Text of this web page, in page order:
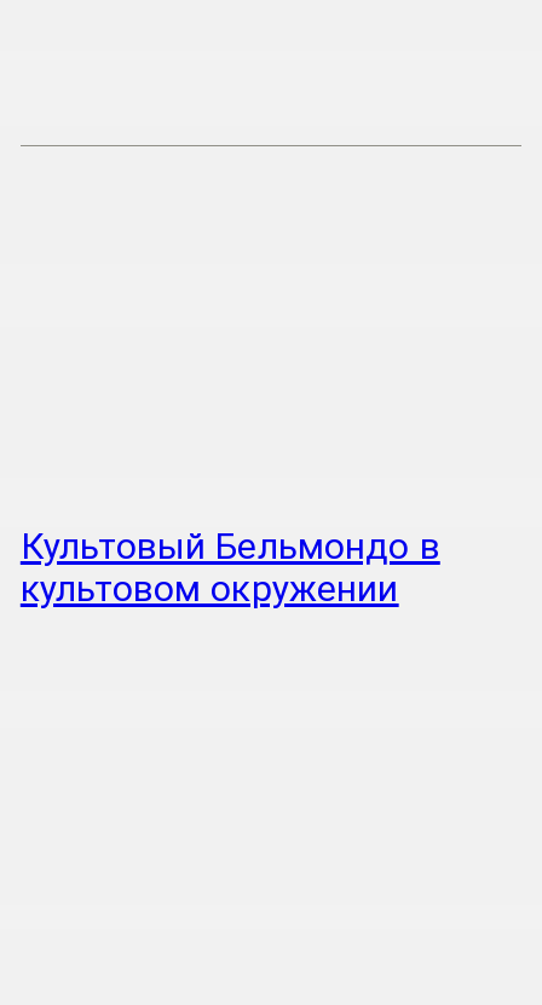
Культовый Бельмондо в
культовом окружении